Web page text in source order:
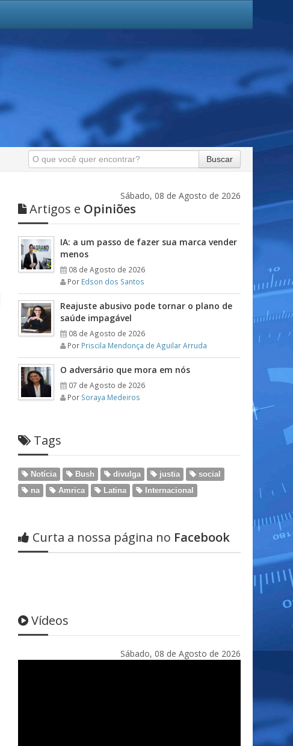
Buscar
Sábado, 08 de Agosto de 2026
Artigos e Opiniões
IA: a um passo de fazer sua marca vender
menos
08 de Agosto de 2026
Por Edson dos Santos
Reajuste abusivo pode tornar o plano de
saúde impagável
08 de Agosto de 2026
Por Priscila Mendonça de Aguilar Arruda
O adversário que mora em nós
07 de Agosto de 2026
Por Soraya Medeiros
Tags
Notícia Bush divulga justia
social
na
Amrica Latina Internacional
Curta a nossa página no Facebook
Vídeos
Sábado, 08 de Agosto de 2026